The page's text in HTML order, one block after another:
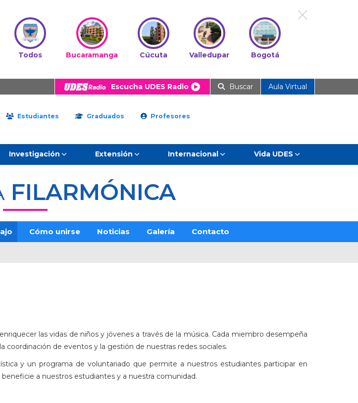
Todos Bucaramanga Cúcuta Valledupar Bogotá
Escucha UDES Radio Buscar Aula Virtual
Estudiantes Graduados Profesores
Investigación Extensión Internacional Vida UDES
FILARMÓNICA
Cómo unirse Noticias Galería Contacto
las vidas de niños y jóvenes a través de la música. Cada miembro desempeña
coordinación de eventos y la gestión de nuestras redes sociales.
y un programa de voluntariado que permite a nuestros estudiantes participar en
a nuestros estudiantes y a nuestra comunidad.